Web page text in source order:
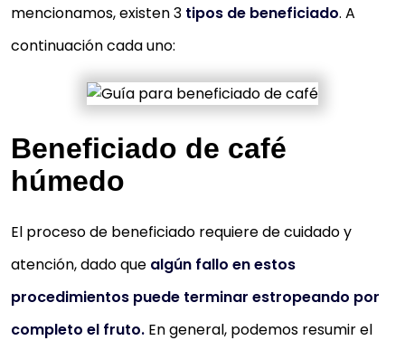
mencionamos, existen 3 tipos de beneficiado. A
continuación cada uno:
Beneficiado de café
húmedo
El proceso de beneficiado requiere de cuidado y
atención, dado que algún fallo en estos
procedimientos puede terminar estropeando por
completo el fruto. En general, podemos resumir el